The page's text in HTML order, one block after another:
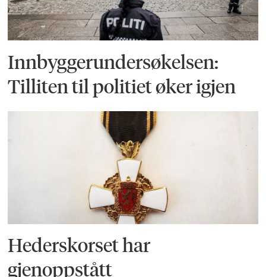
Innbyggerundersøkelsen:
Tilliten til politiet øker igjen
Hederskorset har
gjenoppstått